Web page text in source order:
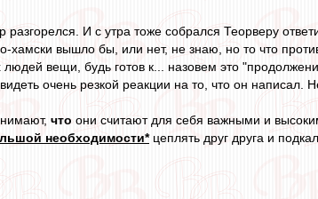
И с утра тоже собрался Теорверу
вышло бы, или нет, не знаю, но то что против
вещи, будь готов к... назовем это
очень резкой реакции на то, что он написал.
что они считают для себя важными и
необходимости*цеплять друг друга и